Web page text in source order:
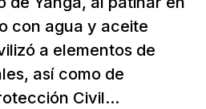
con agua y aceite
a elementos de
así como de
Civil...